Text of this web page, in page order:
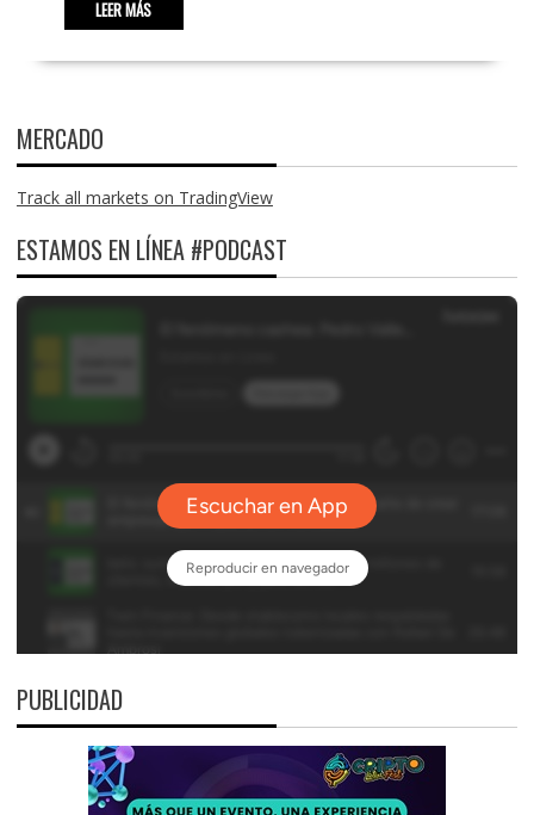
LEER MÁS
MERCADO
Track all markets on TradingView
ESTAMOS EN LÍNEA #PODCAST
PUBLICIDAD